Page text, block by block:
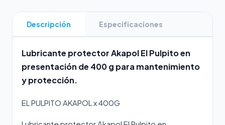
Descripción Especificaciones
Lubricante protector Akapol El Pulpito en
presentación de 400 g para mantenimiento
y protección.
EL PULPITO AKAPOL x 400G